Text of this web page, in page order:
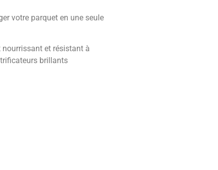
votre parquet en une seule
nourrissant et résistant à
brillants